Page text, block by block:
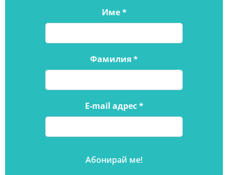
Име*
Фамилия*
E-mail адрес*